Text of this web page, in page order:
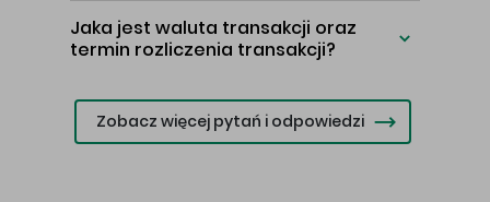
Jaka jest waluta transakcji oraz
termin rozliczenia transakcji?
Zobacz więcej pytań i odpowiedzi